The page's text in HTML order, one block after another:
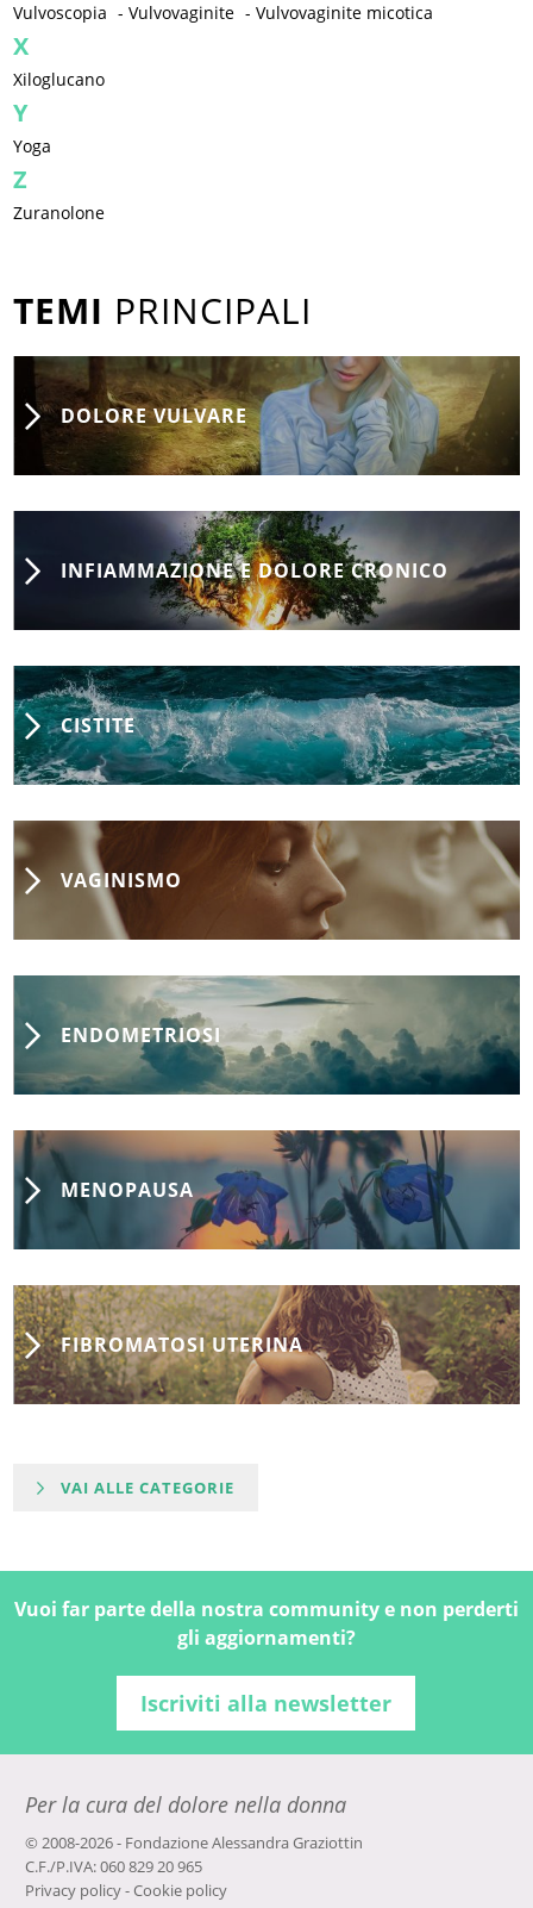
Vulvoscopia -Vulvovaginite -Vulvovaginite micotica
X
Xiloglucano
Y
Yoga
Z
Zuranolone
TEMI PRINCIPALI
DOLORE VULVARE
INFIAMMAZIONE E DOLORE CRONICO
CISTITE
VAGINISMO
ENDOMETRIOSI
MENOPAUSA
FIBROMATOSI UTERINA
VAI ALLE CATEGORIE
Vuoi far parte della nostra community e non perderti
gli aggiornamenti?
Iscriviti alla newsletter
Per la cura del dolore nella donna
© 2008-2026 - Fondazione Alessandra Graziottin
C.F./P.IVA: 060 829 20 965
Privacy policy-Cookie policy